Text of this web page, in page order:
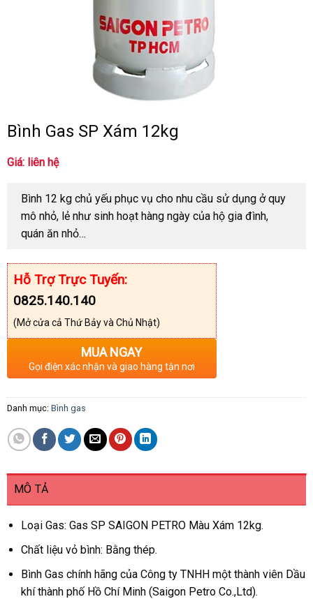
Bình Gas SP Xám 12kg
Giá: liên hệ
Bình 12 kg chủ yếu phục vụ cho nhu cầu sử dụng ở quy
mô nhỏ, lẻ như sinh hoạt hàng ngày của hộ gia đình,
quán ăn nhỏ…
Hỗ Trợ Trực Tuyến:
0825.140.140
(Mở cửa cả Thứ Bảy và Chủ Nhật)
MUA NGAY
Gọi điện xác nhận và giao hàng tận nơi
Danh mục: Bình gas
MÔ TẢ
Loại Gas: Gas SP SAIGON PETRO Màu Xám 12kg.
Chất liệu vỏ bình: Bằng thép.
Bình Gas chính hãng của Công ty TNHH một thành viên Dầu
khí thành phố Hồ Chí Minh (Saigon Petro Co.,Ltd).